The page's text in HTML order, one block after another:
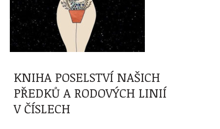
KNIHA POSELSTVÍ NAŠICH
PŘEDKŮ A RODOVÝCH LINIÍ
V ČÍSLECH